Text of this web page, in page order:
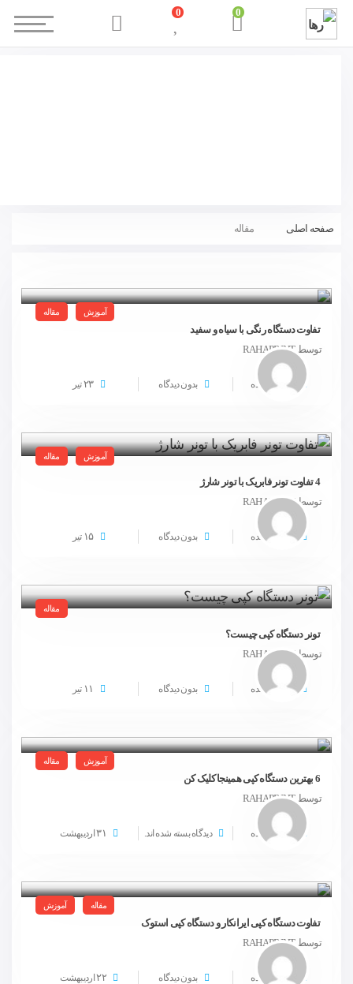
صفحه اصلی مقاله
آموزش مقاله
تفاوت دستگاه رنگی با سیاه و سفید
توسط RAHAPRINT
1883 مشاهده بدون دیدگاه ۲۳تیر
آموزش مقاله
4 تفاوت تونر فابریک با تونر شارژ
توسط RAHAPRINT
2536 مشاهده بدون دیدگاه ۱۵ تیر
مقاله
تونر دستگاه کپی چیست؟
توسط RAHAPRINT
3304 مشاهده بدون دیدگاه ۱۱ تیر
آموزش مقاله
6 بهترین دستگاه کپی همینجا کلیک کن
توسط RAHAPRINT
3562 مشاهده دیدگاه بسته شده اند. ۳۱اردیبهشت
مقاله آموزش
تفاوت دستگاه کپی ایرانکار و دستگاه کپی استوک
توسط RAHAPRINT
4170 مشاهده بدون دیدگاه ۲۲اردیبهشت
0
0